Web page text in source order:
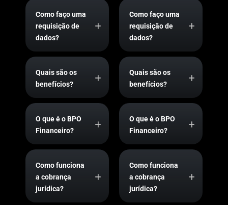
Como faço uma
requisição de
dados?
Quais são os
benefícios?
O que é o BPO
Financeiro?
Como funciona
a cobrança
jurídica?
Como faço uma
requisição de
dados?
Quais são os
benefícios?
O que é o BPO
Financeiro?
Como funciona
a cobrança
jurídica?